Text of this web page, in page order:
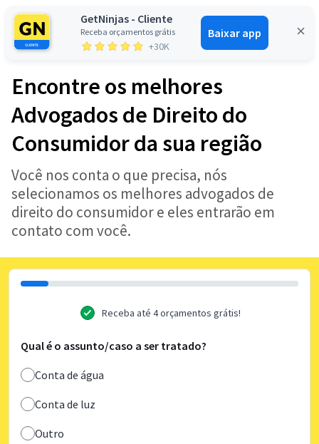
GetNinjas - Cliente
Receba orçamentos grátis
+30K
Baixar app
Entrar
Encontre os melhores
Advogados de Direito do
Consumidor da sua região
Você nos conta o que precisa, nós
selecionamos os melhores advogados de
direito do consumidor e eles entrarão em
contato com você.
Receba até 4 orçamentos grátis!
Qual é o assunto/caso a ser tratado?
Conta de água
Conta de luz
Outro